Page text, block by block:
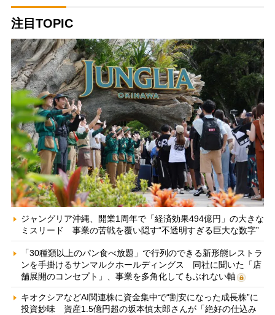
注目TOPIC
ジャングリア沖縄、開業1周年で「経済効果494億円」の大きな
ミスリード 事業の苦戦を覆い隠す“不透明すぎる巨大な数字”
「30種類以上のパン食べ放題」で行列のできる新形態レストラ
ンを手掛けるサンマルクホールディングス 同社に聞いた「店
舗展開のコンセプト」、事業を多角化してもぶれない軸
キオクシアなどAI関連株に資金集中で“割安になった成長株”に
投資妙味 資産1.5億円超の坂本慎太郎さんが「絶好の仕込み